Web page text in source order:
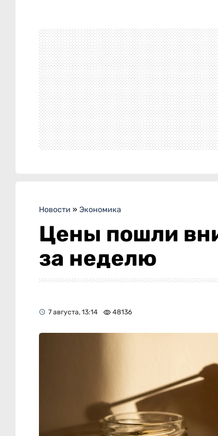
Новости » Экономика
Цены пошли
за неделю
7 августа, 13:14 48136